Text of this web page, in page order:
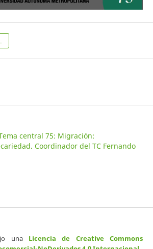
central 75: Migración:
Coordinador del TC Fernando
una Licencia de Creative Commons